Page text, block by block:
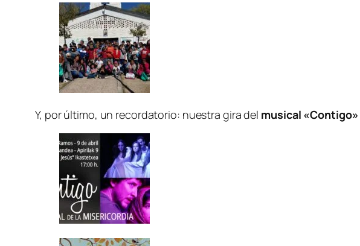
Y, por último, un recordatorio: nuestra gira del musical «Contigo»